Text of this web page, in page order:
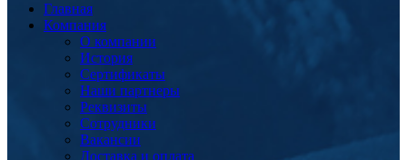
Главная
Компания
О компании
История
Сертификаты
Наши партнеры
Реквизиты
Сотрудники
Вакансии
Доставка и оплата